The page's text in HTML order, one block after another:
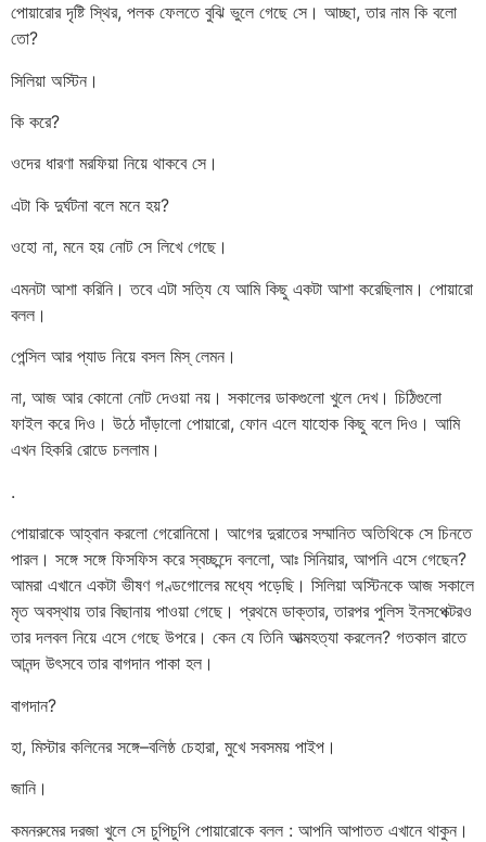
পোয়ারোর দৃষ্টি স্থির, পলক ফেলতে বুঝি ভুলে গেছে সে। আচ্ছা, তার নাম কি বলো
তো?
সিলিয়া অস্টিন।
কি করে?
ওদের ধারণা মরফিয়া নিয়ে থাকবে সে।
এটা কি দুর্ঘটনা বলে মনে হয়?
ওহো না, মনে হয় নোট সে লিখে গেছে।
এমনটা আশা করিনি। তবে এটা সত্যি যে আমি কিছু একটা আশা করেছিলাম। পোয়ারো
বলল।
পেন্সিল আর প্যাড নিয়ে বসল মিস্ লেমন।
না, আজ আর কোনো নোট দেওয়া নয়। সকালের ডাকগুলো খুলে দেখ। চিঠিগুলো
ফাইল করে দিও। উঠে দাঁড়ালো পোয়ারো, ফোন এলে যাহোক কিছু বলে দিও। আমি
এখন হিকরি রোডে চললাম।
.
পোয়ারাকে আহ্বান করলো গেরোনিমো। আগের দুরাতের সম্মানিত অতিথিকে সে চিনতে
পারল। সঙ্গে সঙ্গে ফিসফিস করে স্বচ্ছন্দে বললো, আঃ সিনিয়ার, আপনি এসে গেছেন?
আমরা এখানে একটা ভীষণ গণ্ডগোলের মধ্যে পড়েছি। সিলিয়া অস্টিনকে আজ সকালে
মৃত অবস্থায় তার বিছানায় পাওয়া গেছে। প্রথমে ডাক্তার, তারপর পুলিস ইনসপেক্টরও
তার দলবল নিয়ে এসে গেছে উপরে। কেন যে তিনি আত্মহত্যা করলেন? গতকাল রাতে
আনন্দ উৎসবে তার বাগদান পাকা হল।
বাগদান?
হা, মিস্টার কলিনের সঙ্গে–বলিষ্ঠ চেহারা, মুখে সবসময় পাইপ।
জানি।
কমনরুমের দরজা খুলে সে চুপিচুপি পোয়ারোকে বলল : আপনি আপাতত এখানে থাকুন।